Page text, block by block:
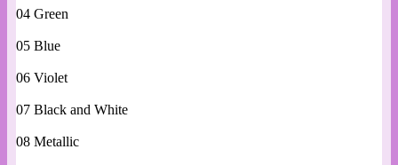
04 Green
05 Blue
06 Violet
07 Black and White
08 Metallic